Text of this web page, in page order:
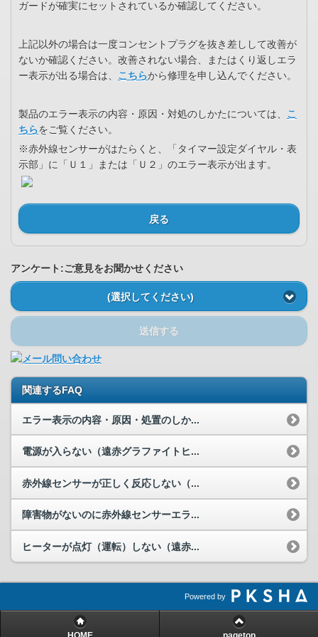
ガードが確実にセットされているか確認してください。
上記以外の場合は一度コンセントプラグを抜き差しして改善が
ないか確認ください。改善されない場合、またはくり返しエラ
ー表示が出る場合は、 こちらから修理を申し込んでください。
製品のエラー表示の内容・原因・対処のしかたについては、 こ
ちらをご覧ください。
※赤外線センサーがはたらくと、「タイマー設定ダイヤル・表
示部」に「Ｕ１」または「Ｕ２」のエラー表示が出ます。
戻る
アンケート:ご意見をお聞かせください
(選択してください)
送信する
関連するFAQ
エラー表示の内容・原因・処置のしか...
電源が入らない（遠赤グラファイトヒ...
赤外線センサーが正しく反応しない（...
障害物がないのに赤外線センサーエラ...
ヒーターが点灯（運転）しない（遠赤...
Powered by